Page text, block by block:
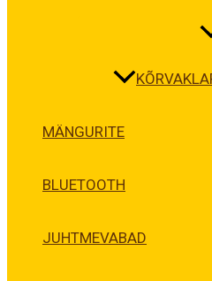
MÄNGURITE
BLUETOOTH
JUHTMEVABAD